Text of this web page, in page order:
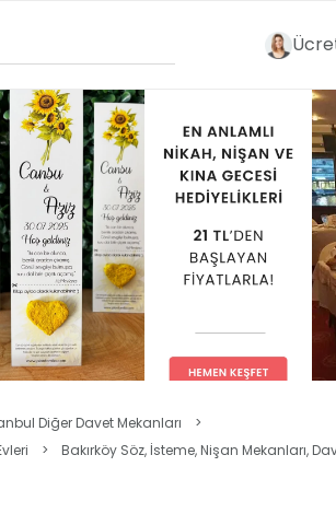
Diğer Davet Mekanları
>
> Bakırköy Söz, İsteme, Nişan Mekanları,